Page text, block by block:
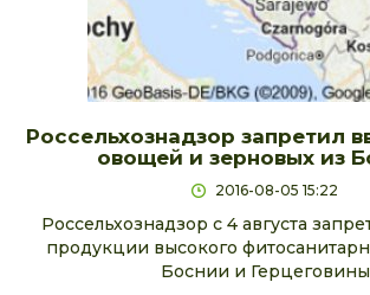
Россельхознадзор запретил
овощей и зерновых из
2016-08-05 15:22
Россельхознадзор с 4 августа
продукции высокого
Боснии и Герцеговины